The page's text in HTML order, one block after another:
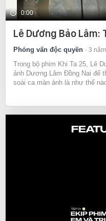
0:00
Lê Dương Bảo Lâm:
Phỏng vấn độc quyền 3
Trong bộ phim Khi Ta 25, Lê
ảnh Dương Lâm Đồng Nai để
soái ca màn ảnh là như thế